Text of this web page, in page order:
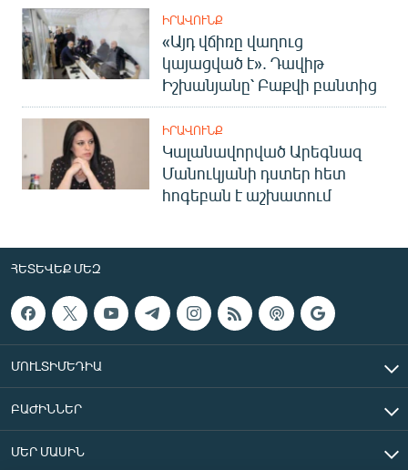
ԻՐԱՎՈՒՆՔ
«Այդ վճիռը վաղուց
կայացված է». Դավիթ
Իշխանյանը՝ Բաքվի բանտից
ԻՐԱՎՈՒՆՔ
Կալանավորված Արեգնազ
Մանուկյանի դստեր հետ
հոգեբան է աշխատում
ՀԵՏԵՎԵՔ ՄԵԶ
ՄՈՒԼՏԻՄԵԴԻԱ
ԲԱԺԻՆՆԵՐ
ՄԵՐ ՄԱՍԻՆ